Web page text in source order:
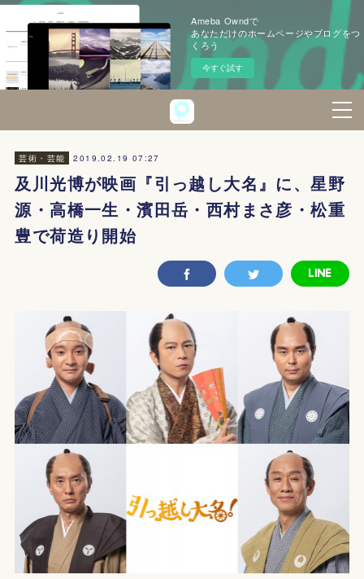
Ameba Owndで
あなただけのホームページやブログをつ
くろう
今すぐ試す
芸術・芸能 2019.02.19 07:27
及川光博が映画『引っ越し大名』に、星野
源・高橋一生・濱田岳・西村まさ彦・松重
豊で荷造り開始